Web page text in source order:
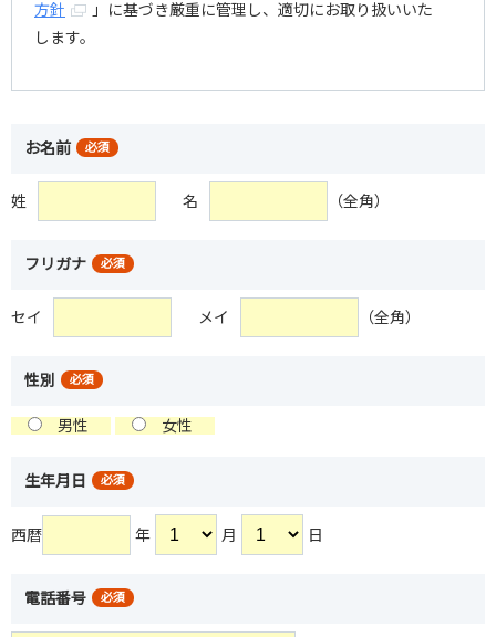
方針
」に基づき厳重に管理し、適切にお取り扱いいた
します。
お名前 必須
姓 名 （全角）
フリガナ 必須
セイ メイ （全角）
性別 必須
男性 女性
生年月日 必須
西暦 年 月 日
電話番号 必須